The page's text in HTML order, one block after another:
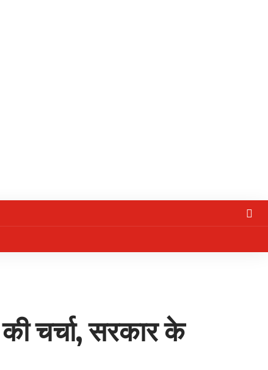
चर्चा, सरकार के